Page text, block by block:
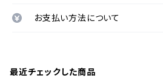
お支払い方法について
最近チェックした商品